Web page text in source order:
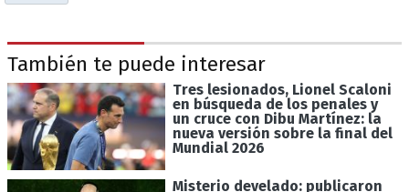
También te puede interesar
Tres lesionados, Lionel Scaloni
en búsqueda de los penales y
un cruce con Dibu Martínez: la
nueva versión sobre la final del
Mundial 2026
Misterio develado: publicaron